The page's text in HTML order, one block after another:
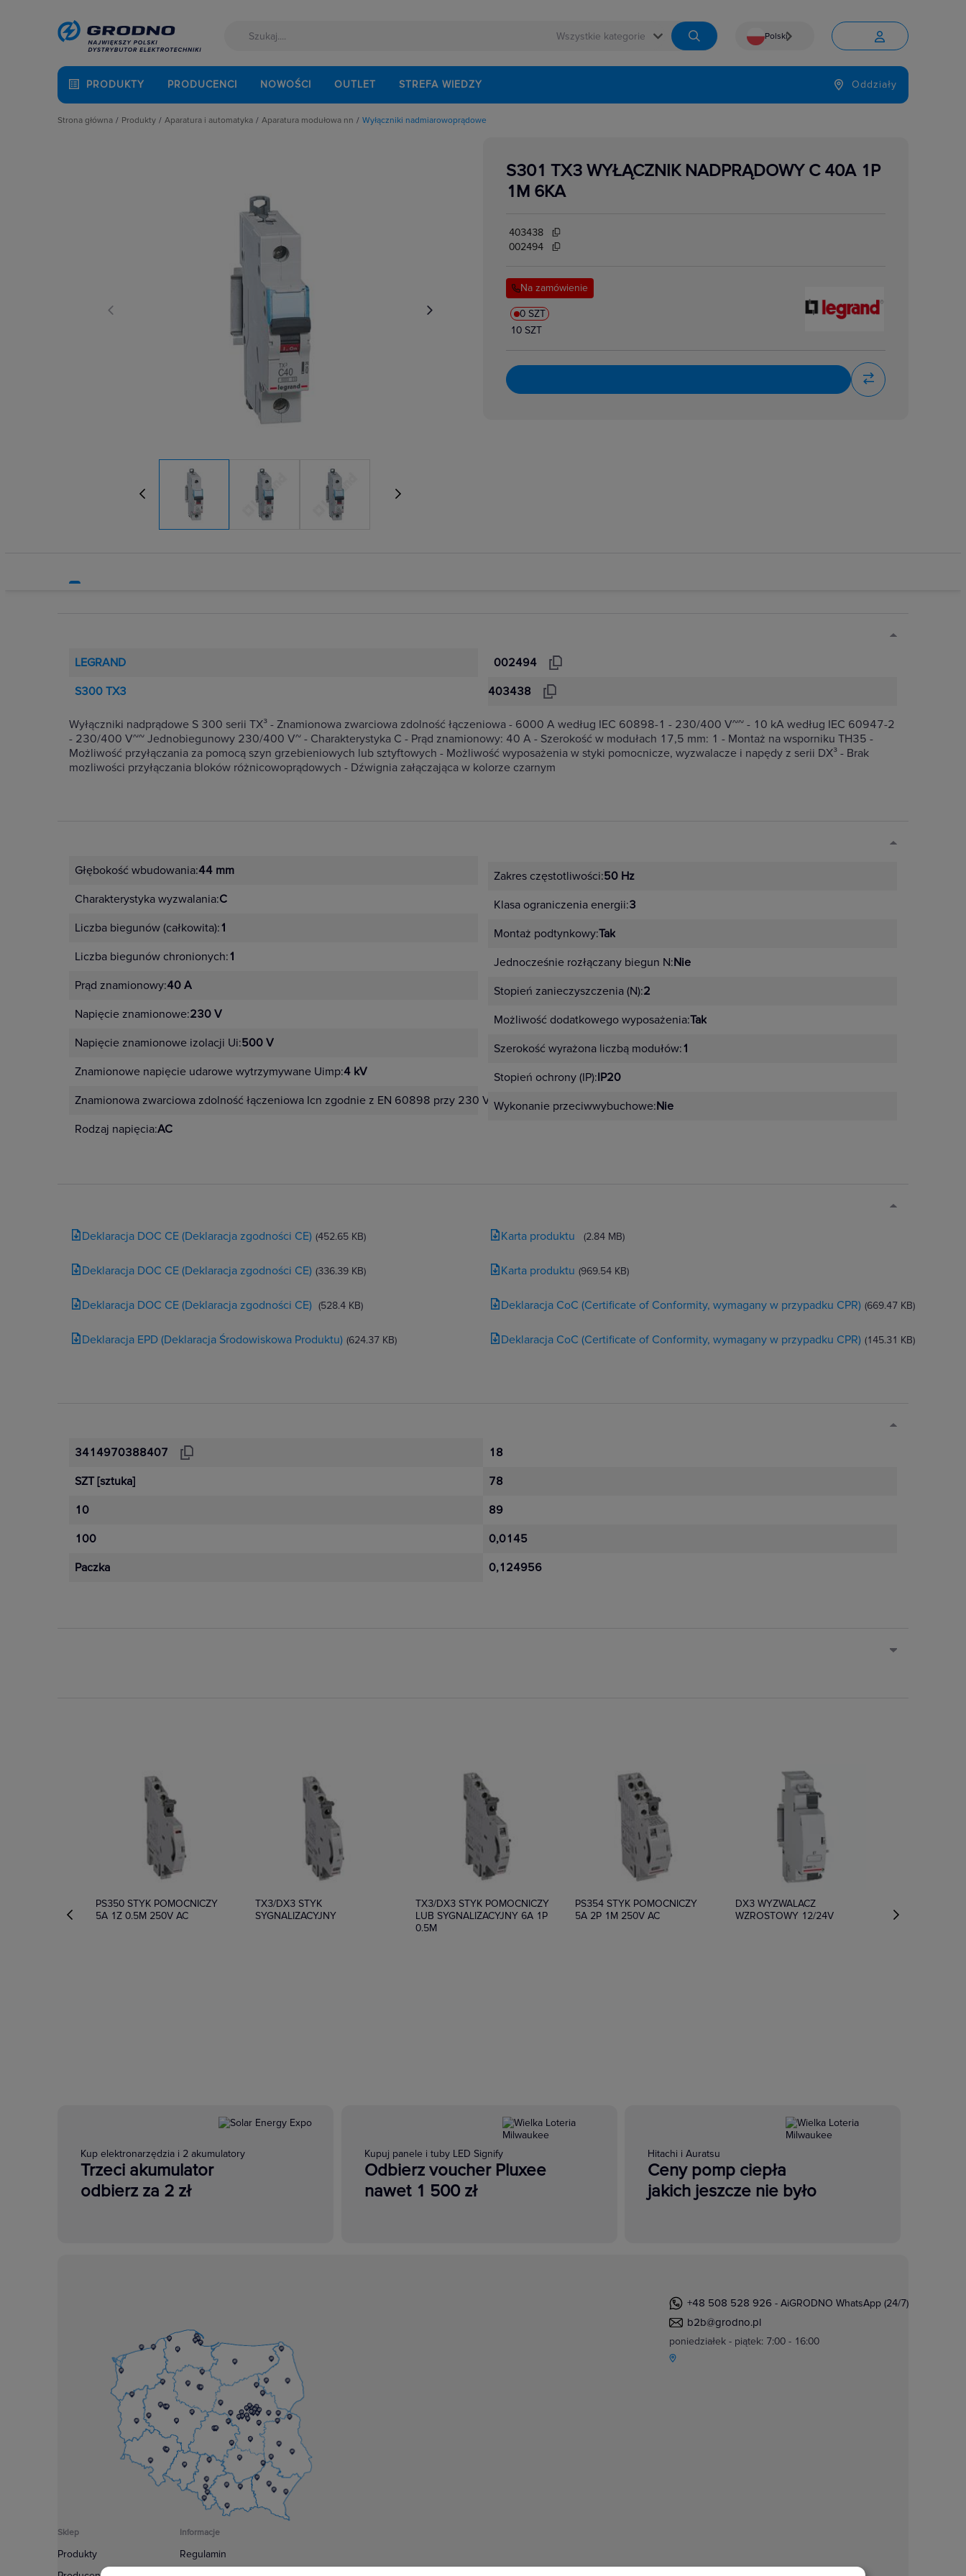
 Polski
Język

PRODUKTY PRODUCENCI NOWOŚCI OUTLET STREFA WIEDZY Oddziały
Strona główna
Produkty
Systemy bezpieczeństwa
Aparatura i automatyka
Aparatura zasilająca
Automatyka przemysłowa
Czujniki i wyłączniki krańcowe
Elementy sterowania i sygnalizacji
Optoelektronika
Rozłączniki i podstawy bezpiecznikowe
Sterownie i zabezpieczenie silników elektrycznych
Aparatura modułowa nn
Pozostałe akcesoria
Przekaźniki impulsowe
Przekaźniki instalacyjne
Przyciski modułowe
Regulatory temperatury
Ściemniacze
Szyny łączeniowe widełkowe i sztyftowe
Transformatory dzwonkowe
Wkładki bezpiecznikowe cylindryczne
Wkładki bezpiecznikowe cylindryczne miniaturowe
Wyłączniki i bloki różnicowoprądowe
Wyłączniki nadmiarowoprądowe
Wyłączniki przeciwpożarowe
Wyłączniki różnicowoprądowe z członem nadprądowym
Wyłączniki selektywne
Wyłączniki nadmiarowoprądowe
S301 TX3 WYŁĄCZNIK NADPRĄDOWY C 40A 1P
1M 6KA
403438
002494
Na zamówienie
0 SZT
10 SZT
LEGRAND
002494
S300 TX3
403438
Wyłączniki nadprądowe S 300 serii TX³ - Znamionowa zwarciowa zdolność łączeniowa - 6000 A według IEC 60898-1 - 230/400 V~~ - 10 kA według IEC 60947-2
- 230/400 V~~ Jednobiegunowy 230/400 V~ - Charakterystyka C - Prąd znamionowy: 40 A - Szerokość w modułach 17,5 mm: 1 - Montaż na wsporniku TH35 -
Możliwość przyłączania za pomocą szyn grzebieniowych lub sztyftowych - Możliwość wyposażenia w styki pomocnicze, wyzwalacze i napędy z serii DX³ - Brak
mozliwości przyłączania bloków różnicowoprądowych - Dźwignia załączająca w kolorze czarnym
Głębokość wbudowania:44 mm
Charakterystyka wyzwalania:C
Liczba biegunów (całkowita):1
Liczba biegunów chronionych:1
Prąd znamionowy:40 A
Napięcie znamionowe:230 V
Napięcie znamionowe izolacji Ui:500 V
Znamionowe napięcie udarowe wytrzymywane Uimp:4 kV
Znamionowa zwarciowa zdolność łączeniowa Icn zgodnie z EN 60898 przy 230 V:
6 kA
Rodzaj napięcia:AC
Zakres częstotliwości:50 Hz
Klasa ograniczenia energii:3
Montaż podtynkowy:Tak
Jednocześnie rozłączany biegun N:Nie
Stopień zanieczyszczenia (N):2
Możliwość dodatkowego wyposażenia:Tak
Szerokość wyrażona liczbą modułów:1
Stopień ochrony (IP):IP20
Wykonanie przeciwwybuchowe:Nie
Deklaracja DOC CE (Deklaracja zgodności CE) (452.65 KB)
Deklaracja DOC CE (Deklaracja zgodności CE) (336.39 KB)
Deklaracja DOC CE (Deklaracja zgodności CE) (528.4 KB)
Deklaracja EPD (Deklaracja Środowiskowa Produktu) (624.37 KB)
Karta produktu (2.84 MB)
Karta produktu (969.54 KB)
Deklaracja CoC (Certificate of Conformity, wymagany w przypadku CPR) (669.47 KB)
Deklaracja CoC (Certificate of Conformity, wymagany w przypadku CPR) (145.31 KB)
3414970388407
SZT [sztuka]
10
100
Paczka
18
78
89
0,0145
0,124956
PS350 STYK POMOCNICZY
5A 1Z 0.5M 250V AC
TX3/DX3 STYK
SYGNALIZACYJNY
TX3/DX3 STYK POMOCNICZY
LUB SYGNALIZACYJNY 6A 1P
0.5M
PS354 STYK POMOCNICZY
5A 2P 1M 250V AC
DX3 WYZWALACZ
WZROSTOWY 12/24V
Kup elektronarzędzia i 2 akumulatory
Trzeci akumulator
odbierz za 2 zł
Kupuj panele i tuby LED Signify
Odbierz voucher Pluxee
nawet 1 500 zł
Hitachi i Auratsu
Ceny pomp ciepła
jakich jeszcze nie było
+48 508 528 926 - AiGRODNO WhatsApp (24/7)
b2b@grodno.pl
poniedziałek - piątek: 7:00 - 16:00
Sklep
Produkty
Informacje
Regulamin